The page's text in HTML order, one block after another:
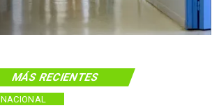
NACIONAL
MÁS RECIENTES